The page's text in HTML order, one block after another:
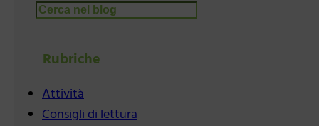
Cerca
Rubriche
Attività
Consigli di lettura